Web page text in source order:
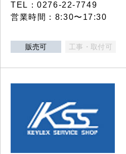
TEL：0276-22-7749
営業時間：8:30〜17:30
販売可 工事・取付可